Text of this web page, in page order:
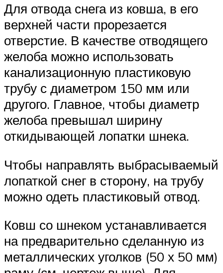
Для отвода снега из ковша, в его
верхней части прорезается
отверстие. В качестве отводящего
желоба можно использовать
канализационную пластиковую
трубу с диаметром 150 мм или
другого. Главное, чтобы диаметр
желоба превышал ширину
откидывающей лопатки шнека.
Чтобы направлять выбрасываемый
лопаткой снег в сторону, на трубу
можно одеть пластиковый отвод.
Ковш со шнеком устанавливается
на предварительно сделанную из
металлических уголков (50 х 50 мм)